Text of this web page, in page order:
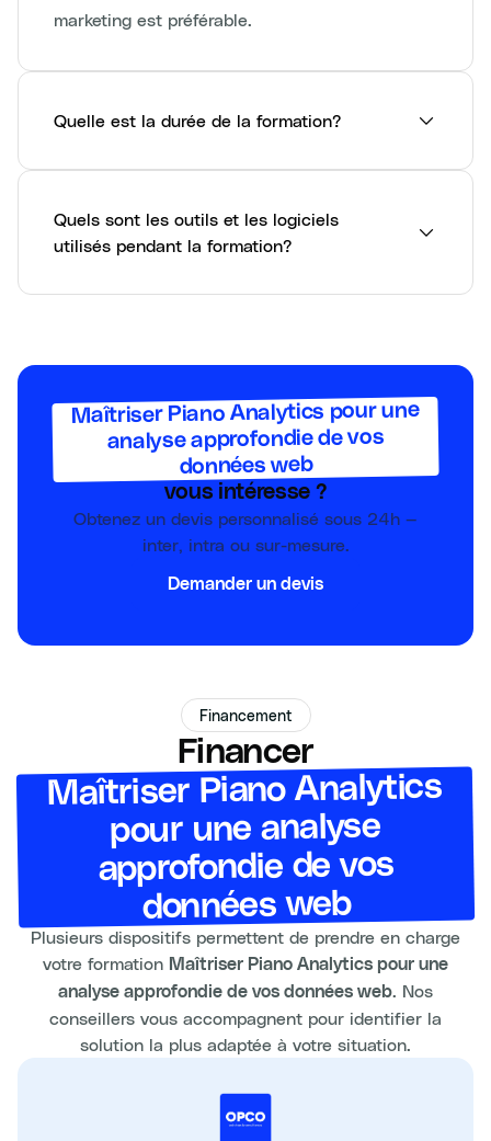
marketing est préférable.
Quelle est la durée de la formation?
Quels sont les outils et les logiciels
utilisés pendant la formation?
Maîtriser Piano Analytics pour une
analyse approfondie de vos
données web
vous intéresse ?
Obtenez un devis personnalisé sous 24h —
inter, intra ou sur-mesure.
Demander un devis
Financement
Financer
Maîtriser Piano Analytics
pour une analyse
approfondie de vos
données web
Plusieurs dispositifs permettent de prendre en charge
votre formation Maîtriser Piano Analytics pour une
analyse approfondie de vos données web. Nos
conseillers vous accompagnent pour identifier la
solution la plus adaptée à votre situation.